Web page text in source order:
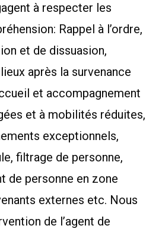
à respecter les
Rappel à l’ordre,
et de dissuasion,
après la survenance
et accompagnement
et à mobilités réduites,
exceptionnels,
filtrage de personne,
de personne en zone
externes etc. Nous
de l’agent de